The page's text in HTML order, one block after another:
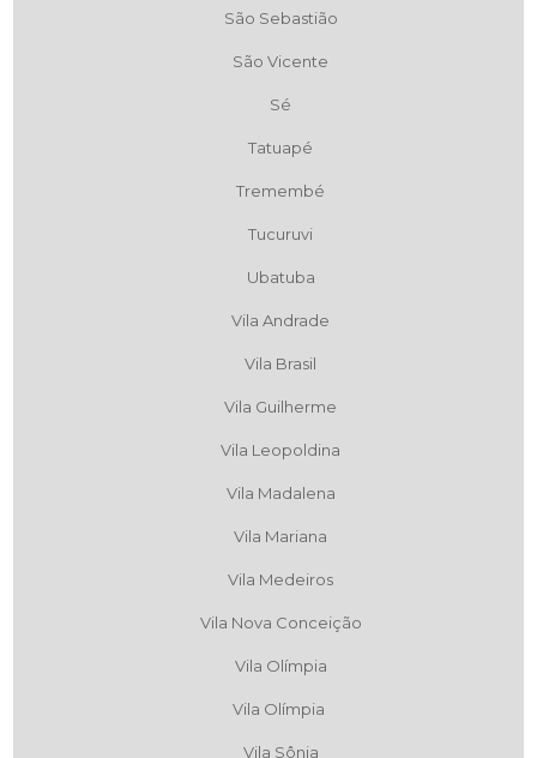
São Sebastião
São Vicente
Sé
Tatuapé
Tremembé
Tucuruvi
Ubatuba
Vila Andrade
Vila Brasil
Vila Guilherme
Vila Leopoldina
Vila Madalena
Vila Mariana
Vila Medeiros
Vila Nova Conceição
Vila Olímpia
Vila Olímpia
Vila Sônia